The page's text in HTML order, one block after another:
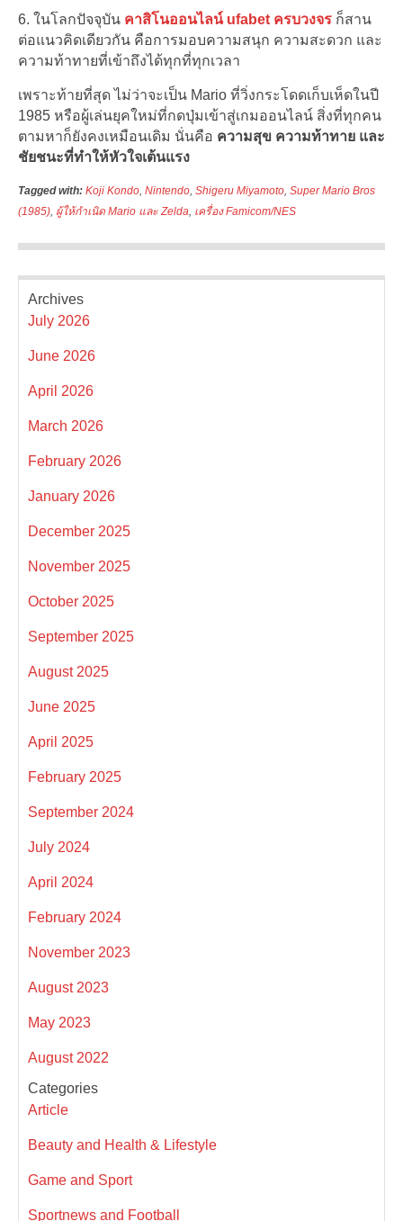
ในโลกปัจจุบัน คาสิโนออนไลน์ ufabet ครบวงจร ก็สาน
ต่อแนวคิดเดียวกัน คือการมอบความสนุก ความสะดวก และ
ความท้าทายที่เข้าถึงได้ทุกที่ทุกเวลา
เพราะท้ายที่สุด ไม่ว่าจะเป็น Mario ที่วิ่งกระโดดเก็บเห็ดในปี
1985 หรือผู้เล่นยุคใหม่ที่กดปุ่มเข้าสู่เกมออนไลน์ สิ่งที่ทุกคน
ตามหาก็ยังคงเหมือนเดิม นั่นคือ ความสุข ความท้าทาย และ
ชัยชนะที่ทำให้หัวใจเต้นแรง
Tagged with: Koji Kondo, Nintendo, Shigeru Miyamoto, Super Mario Bros
(1985), ผู้ให้กำเนิด Mario และ Zelda, เครื่อง Famicom/NES
Archives
July 2026
June 2026
April 2026
March 2026
February 2026
January 2026
December 2025
November 2025
October 2025
September 2025
August 2025
June 2025
April 2025
February 2025
September 2024
July 2024
April 2024
February 2024
November 2023
August 2023
May 2023
August 2022
Categories
Article
Beauty and Health & Lifestyle
Game and Sport
Sportnews and Football